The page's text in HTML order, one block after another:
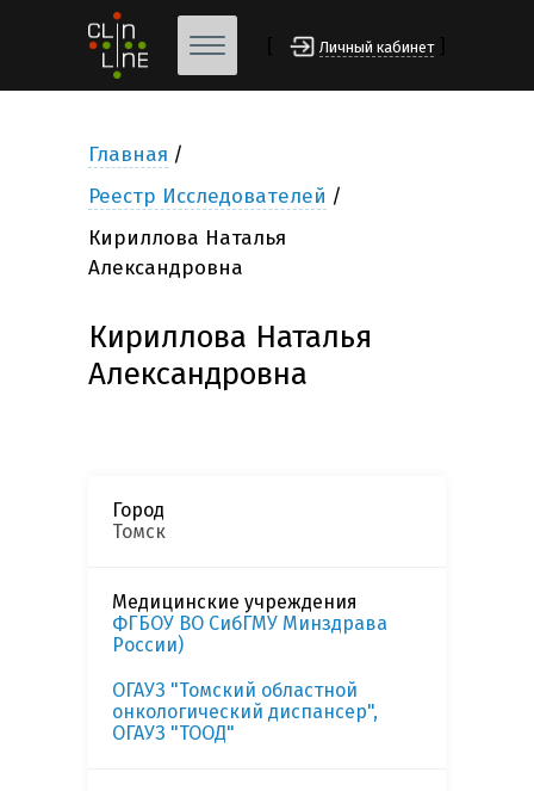
Личный кабинет
Главная
Реестр Исследователей
Кириллова Наталья
Александровна
Кириллова Наталья
Александровна
Город
Томск
Медицинские учреждения
ФГБОУ ВО СибГМУ Минздрава
России)
ОГАУЗ "Томский областной
онкологический диспансер",
ОГАУЗ "ТООД"